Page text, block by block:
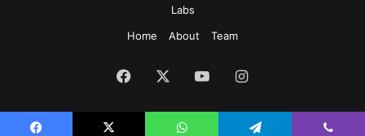
Labs
Home
About Team
Facebook YouTubeInstagram